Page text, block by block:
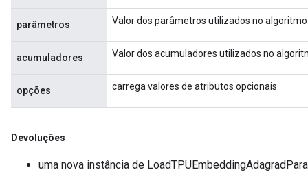
parâmetros Valor dos parâmetros utilizados no
acumuladores Valor dos acumuladores utilizados no
opções carrega valores de atributos opcionais
Devoluções
uma nova instância de